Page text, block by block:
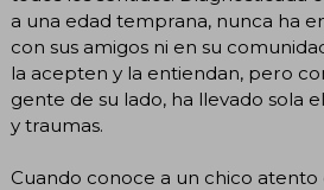
a una edad temprana, nunca ha
con sus amigos ni en su
la acepten y la entiendan, pero
gente de su lado, ha llevado sola
y traumas.
Cuando conoce a un chico